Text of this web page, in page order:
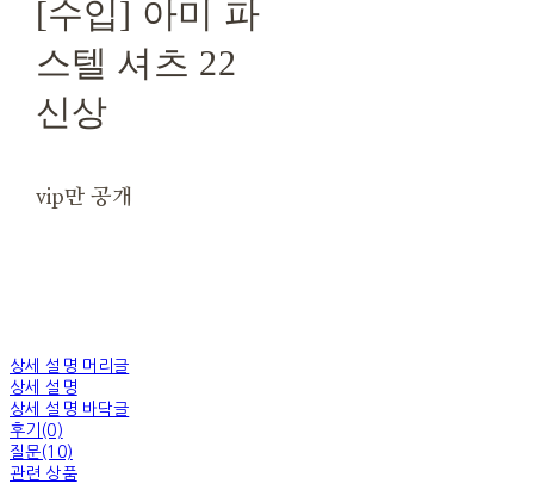
[수입] 아미 파
스텔 셔츠 22
신상
vip만 공개
상세 설명 머리글
상세 설명
상세 설명 바닥글
후기(0)
질문(10)
관련 상품